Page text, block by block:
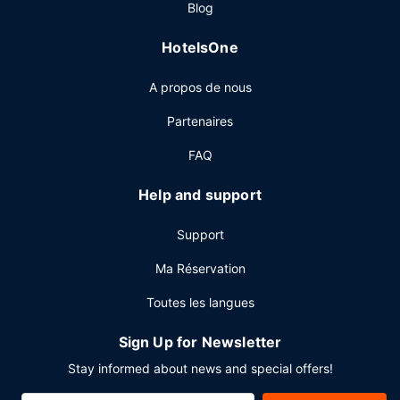
salon. Un petit déjeuner buffet gratuit est servi tous les
Les équipements et services proposés incluent une
automatique / des services bancaires. Un parking gratuit
est disponible dans l'enceinte de l'hébergement.
Blog
HotelsOne
A propos de nous
Partenaires
FAQ
Help and support
Support
Ma Réservation
Toutes les langues
Sign Up for Newsletter
Stay informed about news and special offers!